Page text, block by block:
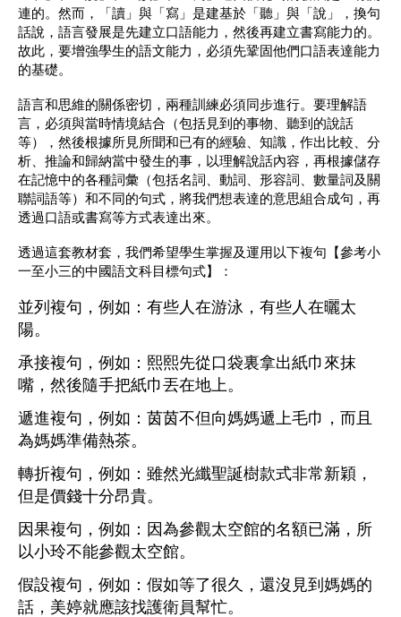
連的。然而，「讀」與「寫」是建基於「聽」與「說」，換句
話說，語言發展是先建立口語能力，然後再建立書寫能力的。
故此，要增強學生的語文能力，必須先鞏固他們口語表達能力
的基礎。
語言和思維的關係密切，兩種訓練必須同步進行。要理解語
言，必須與當時情境結合（包括見到的事物、聽到的說話
等），然後根據所見所聞和已有的經驗、知識，作出比較、分
析、推論和歸納當中發生的事，以理解說話內容，再根據儲存
在記憶中的各種詞彙（包括名詞、動詞、形容詞、數量詞及關
聯詞語等）和不同的句式，將我們想表達的意思組合成句，再
透過口語或書寫等方式表達出來。
透過這套教材套，我們希望學生掌握及運用以下複句【參考小
一至小三的中國語文科目標句式】：
並列複句，例如：有些人在游泳，有些人在曬太
陽。
承接複句，例如：熙熙先從口袋裏拿出紙巾來抹
嘴，然後隨手把紙巾丟在地上。
遞進複句，例如：茵茵不但向媽媽遞上毛巾，而且
為媽媽準備熱茶。
轉折複句，例如：雖然光纖聖誕樹款式非常新穎，
但是價錢十分昂貴。
因果複句，例如：因為參觀太空館的名額已滿，所
以小玲不能參觀太空館。
假設複句，例如：假如等了很久，還沒見到媽媽的
話，美婷就應該找護衛員幫忙。